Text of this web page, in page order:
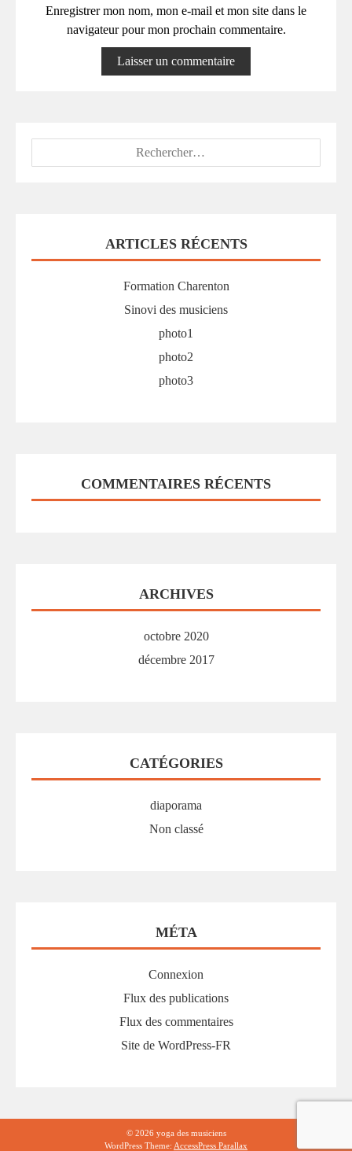
Enregistrer mon nom, mon e-mail et mon site dans le
navigateur pour mon prochain commentaire.
ARTICLES RÉCENTS
Formation Charenton
Sinovi des musiciens
photo1
photo2
photo3
COMMENTAIRES RÉCENTS
ARCHIVES
octobre 2020
décembre 2017
CATÉGORIES
diaporama
Non classé
MÉTA
Connexion
Flux des publications
Flux des commentaires
Site de WordPress-FR
© 2026 yoga des musiciens
WordPress Theme: AccessPress Parallax